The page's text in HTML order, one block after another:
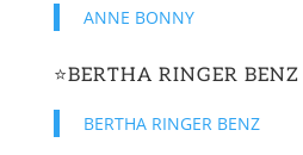
ANNE BONNY
⭐️BERTHA RINGER BENZ
BERTHA RINGER BENZ